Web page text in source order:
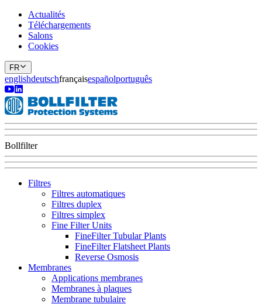
Actualités
Téléchargements
Salons
Cookies
FR
englishdeutschfrançaisespañolportuguês
Bollfilter
Filtres
Filtres automatiques
Filtres duplex
Filtres simplex
Fine Filter Units
FineFilter Tubular Plants
FineFilter Flatsheet Plants
Reverse Osmosis
Membranes
Applications membranes
Membranes à plaques
Membrane tubulaire